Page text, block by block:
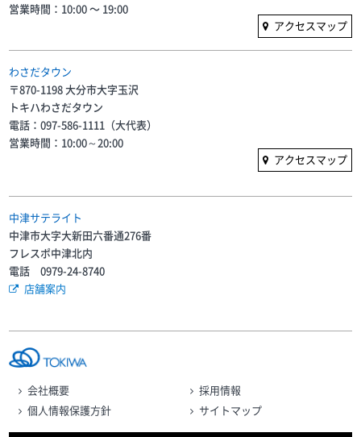
営業時間：10:00 〜 19:00
アクセスマップ
わさだタウン
〒870-1198 大分市大字玉沢
トキハわさだタウン
電話：097-586-1111（大代表）
営業時間：10:00～20:00
アクセスマップ
中津サテライト
中津市大字大新田六番通276番
フレスポ中津北内
電話 0979-24-8740
店舗案内
会社概要
採用情報
個人情報保護方針
サイトマップ